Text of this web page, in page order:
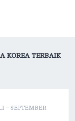
KOREA TERBAIK
– SEPTEMBER